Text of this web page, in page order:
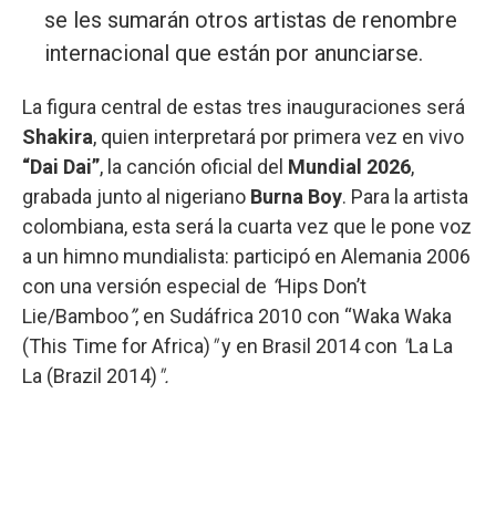
se les sumarán otros artistas de renombre
internacional que están por anunciarse.
La figura central de estas tres inauguraciones será
Shakira, quien interpretará por primera vez en vivo
“Dai Dai”, la canción oficial del Mundial 2026,
grabada junto al nigeriano Burna Boy. Para la artista
colombiana, esta será la cuarta vez que le pone voz
a un himno mundialista: participó en Alemania 2006
con una versión especial de “Hips Don’t
Lie/Bamboo”, en Sudáfrica 2010 con “Waka Waka
(This Time for Africa)"y en Brasil 2014 con "La La
La (Brazil 2014)".